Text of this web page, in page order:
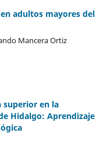
adultos mayores del
Mancera Ortiz
superior en la
Hidalgo: Aprendizaje